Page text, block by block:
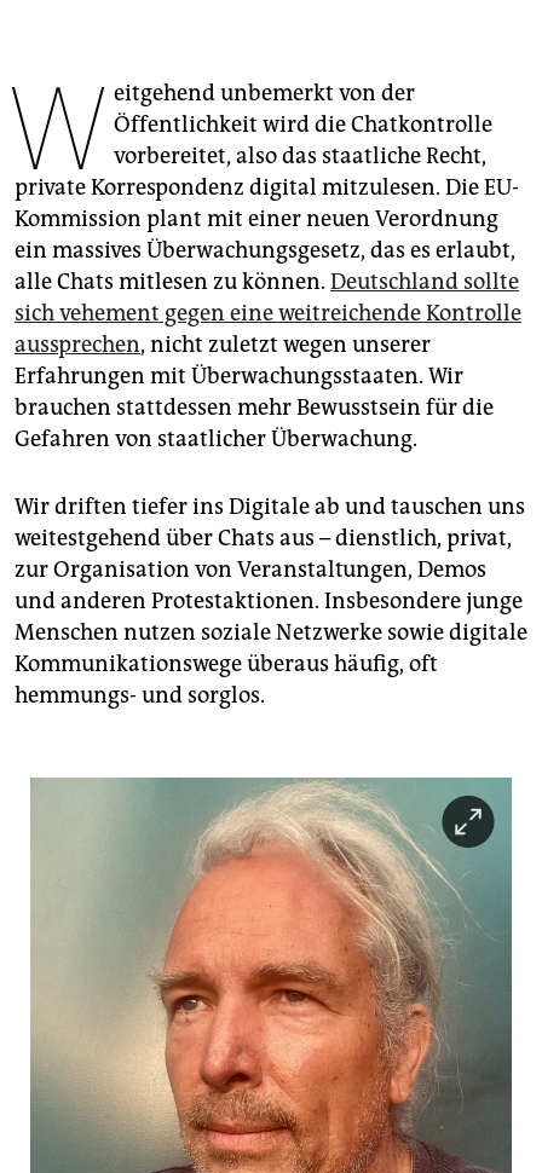
epaper login
W eitgehend unbemerkt von der
Öffentlichkeit wird die Chatkontrolle
vorbereitet, also das staatliche Recht,
private Korrespondenz digital mitzulesen. Die EU-
Kommission plant mit einer neuen Verordnung
ein massives Überwachungsgesetz, das es erlaubt,
alle Chats mitlesen zu können. Deutschland sollte
sich vehement gegen eine weitreichende Kontrolle
aussprechen, nicht zuletzt wegen unserer
Erfahrungen mit Überwachungsstaaten. Wir
brauchen stattdessen mehr Bewusstsein für die
Gefahren von staatlicher Überwachung.
Wir driften tiefer ins Digitale ab und tauschen uns
weitestgehend über Chats aus – dienstlich, privat,
zur Organisation von Veranstaltungen, Demos
und anderen Protestaktionen. Insbesondere junge
Menschen nutzen soziale Netzwerke sowie digitale
Kommunikationswege überaus häufig, oft
hemmungs- und sorglos.